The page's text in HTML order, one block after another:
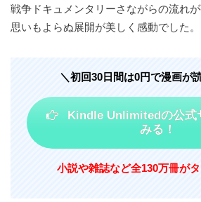
戦争ドキュメンタリーさながらの流れ
思いもよらぬ展開が美しく感動でした。
＼初回30日間は0円で漫画が
Kindle Unlimitedの公式
みる！
小説や雑誌など全130万冊が